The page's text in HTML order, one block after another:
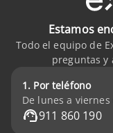
Estamos
Todo el equipo de
preguntas y
1. Por teléfono
De lunes a viernes
911 860 190